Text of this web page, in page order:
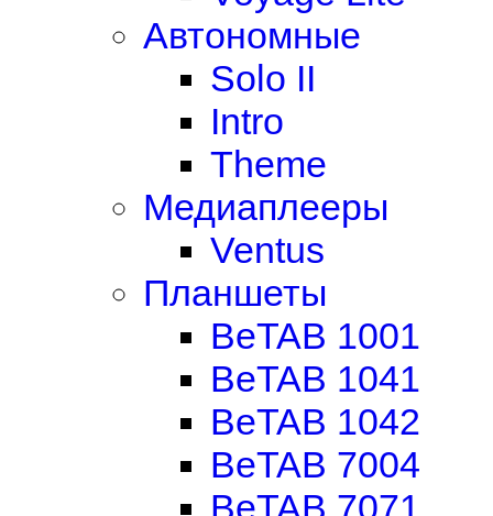
Автономные
Solo II
Intro
Theme
Медиаплееры
Ventus
Планшеты
BeTAB 1001
BeTAB 1041
BeTAB 1042
BeTAB 7004
BeTAB 7071